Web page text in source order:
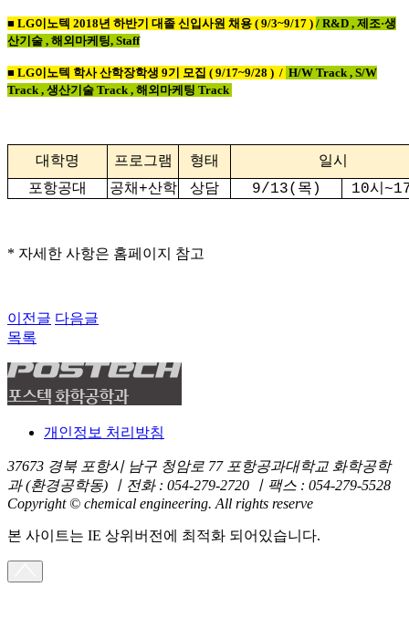
■ LG이노텍 2018년 하반기 대졸 신입사원 채용 ( 9/3~9/17 ) / R&D , 제조·생
산기술 , 해외마케팅, Staff
■ LG이노텍 학사 산학장학생 9기 모집 ( 9/17~9/28 ) / H/W Track , S/W
Track , 생산기술 Track , 해외마케팅 Track
대학명 프로그램 형태
일시
포항공대
공채+산학 상담 9/13( 목 ) 10시
* 자세한 사항은 홈페이지 참고
이전글 다음글
목록
개인정보 처리방침
37673 경북 포항시 남구 청암로 77 포항공과대학교 화학공학
과 (환경공학동) ㅣ전화 : 054-279-2720 ㅣ팩스 : 054-279-5528
Copyright © chemical engineering. All rights reserve
본 사이트는 IE 상위버전에 최적화 되어있습니다.